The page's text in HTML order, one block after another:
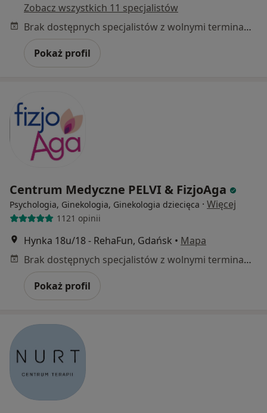
Zobacz wszystkich 11 specjalistów
Brak dostępnych specjalistów z wolnymi terminami w tym centrum medycznym.
Pokaż profil
Centrum Medyczne PELVI & FizjoAga
Psychologia, Ginekologia, Ginekologia dziecięca · Więcej
1121 opinii
Hynka 18u/18 - RehaFun, Gdańsk • Mapa
Brak dostępnych specjalistów z wolnymi terminami w tym centrum medycznym.
Pokaż profil